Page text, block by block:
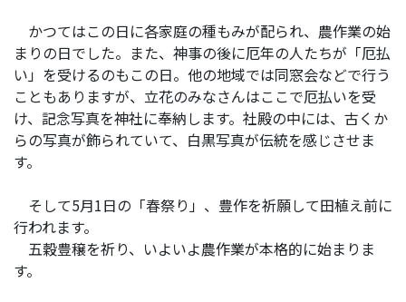
かつてはこの日に各家庭の種もみが配られ、農作業の始
まりの日でした。また、神事の後に厄年の人たちが「厄払
い」を受けるのもこの日。他の地域では同窓会などで行う
こともありますが、立花のみなさんはここで厄払いを受
け、記念写真を神社に奉納します。社殿の中には、古くか
らの写真が飾られていて、白黒写真が伝統を感じさせま
す。
そして5月1日の「春祭り」、豊作を祈願して田植え前に
行われます。
五穀豊穣を祈り、いよいよ農作業が本格的に始まりま
す。